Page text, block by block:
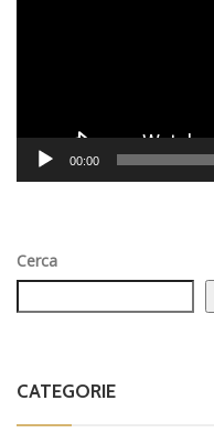
00:00
Cerca
CATEGORIE